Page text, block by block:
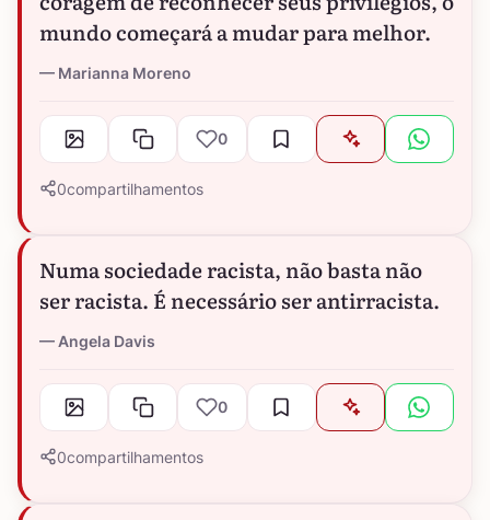
mundo começará a mudar para melhor.
Marianna Moreno
0
0compartilhamentos
Numa sociedade racista, não basta não
ser racista. É necessário ser antirracista.
Angela Davis
0
0compartilhamentos